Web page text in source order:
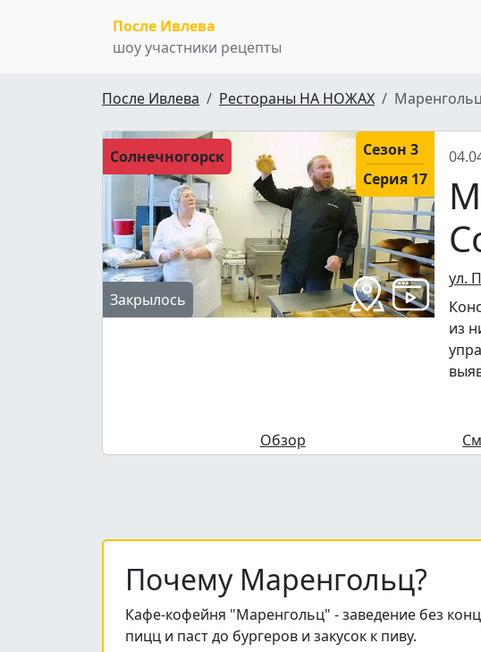
После Ивлева
шоу участники рецепты
После Ивлева Рестораны НА НОЖАХ
Солнечногорск
Сезон 3
Серия 17
Закрылось
ул.
из
Обзор
Почему Маренгольц?
Кафе-кофейня "Маренгольц" - заведение без
пицц и паст до бургеров и закусок к пиву.